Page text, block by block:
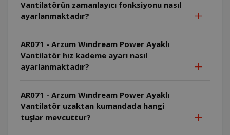
Vantilatörün zamanlayıcı fonksiyonu nasıl
ayarlanmaktadır?
AR071 - Arzum Wındream Power Ayaklı
Vantilatör hız kademe ayarı nasıl
ayarlanmaktadır?
AR071 - Arzum Wındream Power Ayaklı
Vantilatör uzaktan kumandada hangi
tuşlar mevcuttur?